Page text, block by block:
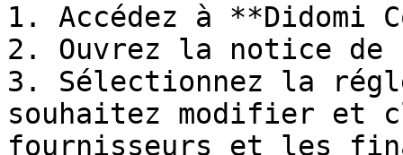
1. Accédez à **Didomi
2. Ouvrez la notice de
3. Sélectionnez la
souhaitez modifier et
fournisseurs et les